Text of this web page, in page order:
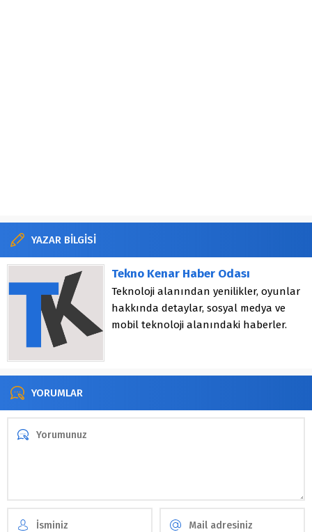
YAZAR BİLGİSİ
Tekno Kenar Haber Odası
Teknoloji alanından yenilikler, oyunlar
hakkında detaylar, sosyal medya ve
mobil teknoloji alanındaki haberler.
YORUMLAR